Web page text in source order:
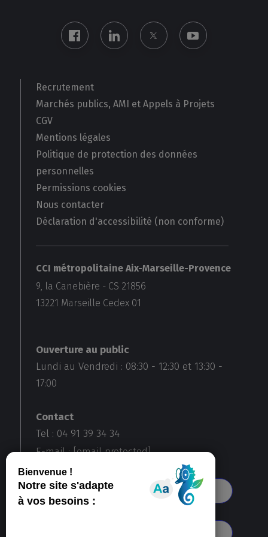
CCI métropolitaine Aix-Marseille-Provence
9, la Canebière - CS 21856
13221 Marseille Cedex 01
Ouverture au public
Lundi au Vendredi : 08:30 - 12:30 et 13:30 -
17:00
Contact
Tel : 04 91 39 34 34
E-mail :[email protected]
Voir toutes nos agences
Recrutement
Marchés publics, AMI et Appels à Projets
CGV
Mentions légales
Politique de protection des données
personnelles
Permissions cookies
Nous contacter
Déclaration d'accessibilité (non conforme)